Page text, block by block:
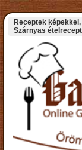
Receptek
Szárnyas